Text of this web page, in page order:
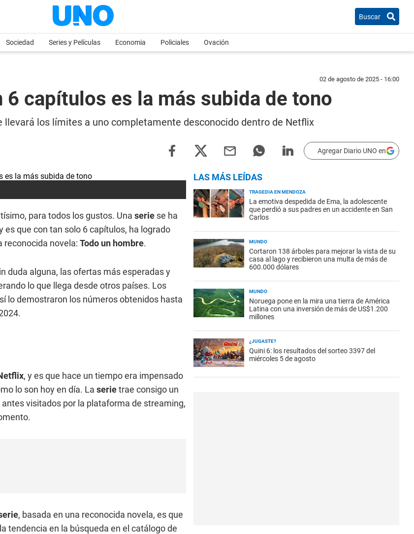
Buscar
Sociedad Series y Películas Economia Policiales Ovación
02 de agosto de 2025 - 16:00
capítulos es la más subida de tono
los límites a uno completamente desconocido dentro de Netflix
Agregar Diario UNO en
para todos los gustos. Una serie se ha
que con tan solo 6 capítulos, ha logrado
reconocida novela: Todo un hombre.
duda alguna, las ofertas más esperadas y
lo que llega desde otros países. Los
lo demostraron los números obtenidos hasta
, y es que hace un tiempo era impensado
lo son hoy en día. La serietrae consigo un
visitados por la plataforma de streaming,
, basada en una reconocida novela, es que
tendencia en la búsqueda en el catálogo de
LAS MÁS LEÍDAS
TRAGEDIA EN MENDOZA
La emotiva despedida de Ema, la adolescente
que perdió a sus padres en un accidente en San
Carlos
MUNDO
Cortaron 138 árboles para mejorar la vista de su
casa al lago y recibieron una multa de más de
600.000 dólares
MUNDO
Noruega pone en la mira una tierra de América
Latina con una inversión de más de US$1.200
millones
¿JUGASTE?
Quini 6: los resultados del sorteo 3397 del
miércoles 5 de agosto